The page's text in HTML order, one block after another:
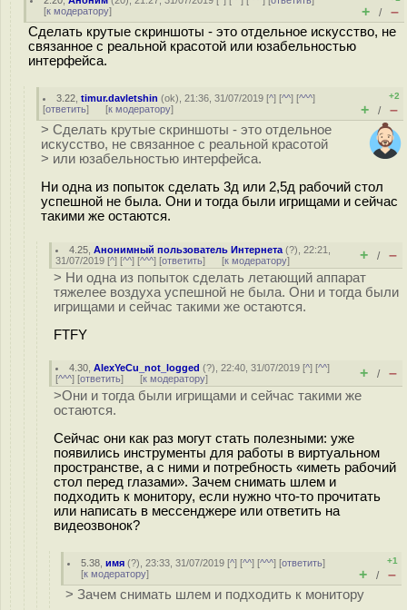
[к модератору] + / –
Сделать крутые скриншоты - это отдельное искусство, не
связанное с реальной красотой или юзабельностью
интерфейса.
3.22 ,timur.davletshin (ok), 21:36, 31/07/2019 [^] [^^] [^^^]
[ответить] [к модератору]
+2
+ / –
> Сделать крутые скриншоты - это отдельное
искусство, не связанное с реальной красотой
> или юзабельностью интерфейса.
Ни одна из попыток сделать 3д или 2,5д рабочий стол
успешной не была. Они и тогда были игрищами и сейчас
такими же остаются.
4.25 ,Анонимный пользователь Интернета (?), 22:21,
31/07/2019 [^] [^^] [^^^] [ответить] [к модератору] + / –
> Ни одна из попыток сделать летающий аппарат
тяжелее воздуха успешной не была. Они и тогда были
игрищами и сейчас такими же остаются.
FTFY
4.30 ,AlexYeCu_not_logged (?), 22:40, 31/07/2019 [^] [^^]
[^^^] [ответить] [к модератору] + / –
>Они и тогда были игрищами и сейчас такими же
остаются.
Сейчас они как раз могут стать полезными: уже
появились инструменты для работы в виртуальном
пространстве, а с ними и потребность «иметь рабочий
стол перед глазами». Зачем снимать шлем и
подходить к монитору, если нужно что-то прочитать
или написать в мессенджере или ответить на
видеозвонок?
5.38 ,имя (?), 23:33, 31/07/2019 [^] [^^] [^^^] [ответить]
[к модератору]
+1
+ / –
> Зачем снимать шлем и подходить к монитору